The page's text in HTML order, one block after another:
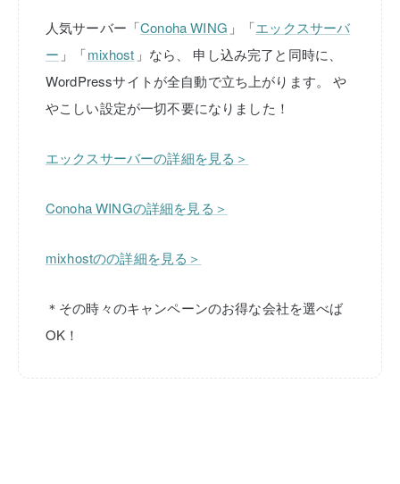
人気サーバー「Conoha WING 」「エックスサーバ
ー 」「mixhost 」なら、
申し込み完了と同時に、
WordPressサイトが全自動で立ち上がります。
や
やこしい設定が一切不要になりました！
エックスサーバーの詳細を見る＞
Conoha WINGの詳細を見る＞
mixhostのの詳細を見る＞
＊その時々のキャンペーンのお得な会社を選べば
OK！